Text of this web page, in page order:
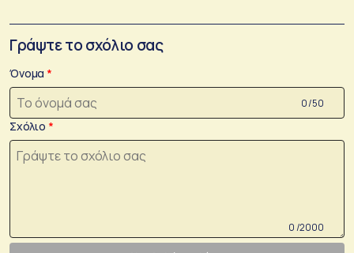
Γράψτε το σχόλιο σας
Όνομα
0 /50
Σχόλιο
0 /2000